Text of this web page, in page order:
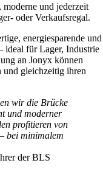
moderne und jederzeit
oder Verkaufsregal.
energiesparende und
ideal für Lager, Industrie
an Jonyx können
und gleichzeitig ihren
wir die Brücke
und moderner
profitieren von
bei minimalem
der BLS